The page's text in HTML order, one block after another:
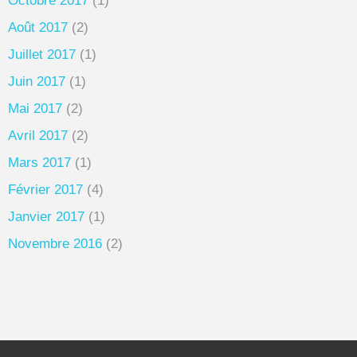
Août 2017 (2)
Juillet 2017 (1)
Juin 2017 (1)
Mai 2017 (2)
Avril 2017 (2)
Mars 2017 (1)
Février 2017 (4)
Janvier 2017 (1)
Novembre 2016 (2)